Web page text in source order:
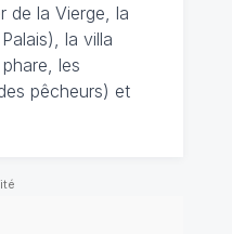
de la Vierge, la
la villa
les
pêcheurs) et